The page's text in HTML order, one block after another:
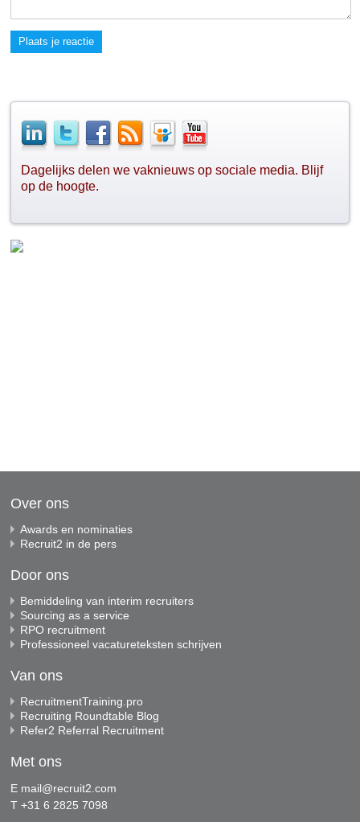
Plaats je reactie
Dagelijks delen we vaknieuws op sociale media. Blijf
op de hoogte.
Over ons
Awards en nominaties
Recruit2 in de pers
Door ons
Bemiddeling van interim recruiters
Sourcing as a service
RPO recruitment
Professioneel vacatureteksten schrijven
Van ons
RecruitmentTraining.pro
Recruiting Roundtable Blog
Refer2 Referral Recruitment
Met ons
E mail@recruit2.com
T +31 6 2825 7098